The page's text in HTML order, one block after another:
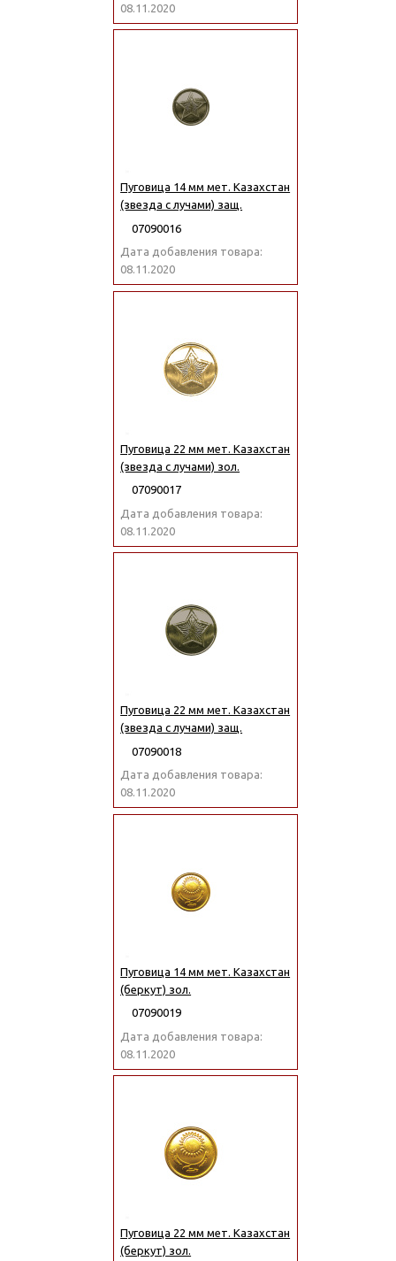
08.11.2020
Пуговица 14 мм мет. Казахстан
(звезда с лучами) защ.
07090016
Дата добавления товара:
08.11.2020
Пуговица 22 мм мет. Казахстан
(звезда с лучами) зол.
07090017
Дата добавления товара:
08.11.2020
Пуговица 22 мм мет. Казахстан
(звезда с лучами) защ.
07090018
Дата добавления товара:
08.11.2020
Пуговица 14 мм мет. Казахстан
(беркут) зол.
07090019
Дата добавления товара:
08.11.2020
Пуговица 22 мм мет. Казахстан
(беркут) зол.